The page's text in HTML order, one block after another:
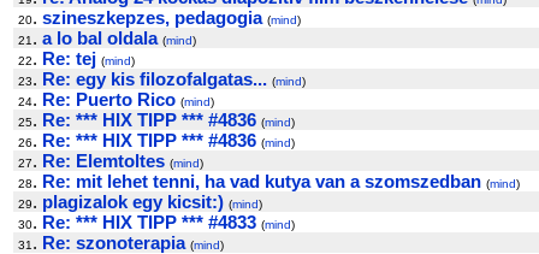
20. szineszkepzes, pedagogia (mind)
21 . a lo bal oldala (mind)
22. Re: tej (mind)
23. Re: egy kis filozofalgatas... (mind)
24. Re: Puerto Rico (mind)
25. Re: *** HIX TIPP *** #4836 (mind)
26. Re: *** HIX TIPP *** #4836 (mind)
27. Re: Elemtoltes (mind)
28. Re: mit lehet tenni, ha vad kutya van a szomszedban (mind)
29. plagizalok egy kicsit:) (mind)
30. Re: *** HIX TIPP *** #4833 (mind)
31 . Re: szonoterapia (mind)